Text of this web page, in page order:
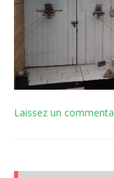
Laissez un